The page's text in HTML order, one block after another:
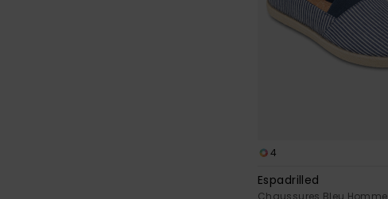
4
Espadrilled